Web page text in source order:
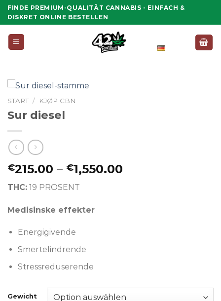
Zum
Inhalt
FINDE PREMIUM-QUALITÄT CANNABIS - EINFACH &
DISKRET ONLINE BESTELLEN
START / KJØP CBN
Sur diesel
€215.00 – €1,550.00
THC: 19 PROSENT
Medisinske effekter
Energigivende
Smertelindrende
Stressreduserende
Gewicht